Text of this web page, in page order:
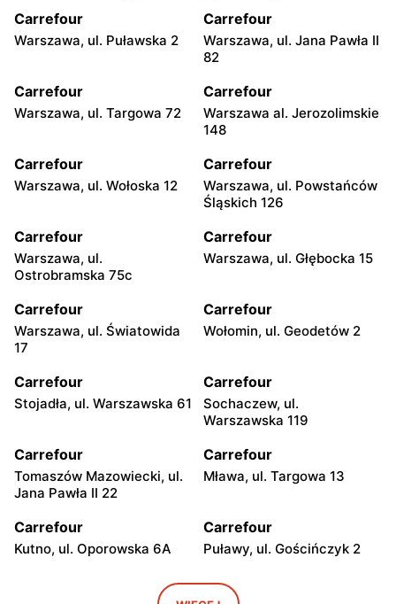
Carrefour
Warszawa, ul. Puławska 2
Carrefour
Warszawa, ul. Jana Pawła II
82
Carrefour
Warszawa, ul. Targowa 72
Carrefour
Warszawa al. Jerozolimskie
148
Carrefour
Warszawa, ul. Wołoska 12
Carrefour
Warszawa, ul. Powstańców
Śląskich 126
Carrefour
Warszawa, ul.
Ostrobramska 75c
Carrefour
Warszawa, ul. Głębocka 15
Carrefour
Warszawa, ul. Światowida
17
Carrefour
Wołomin, ul. Geodetów 2
Carrefour
Stojadła, ul. Warszawska 61
Carrefour
Sochaczew, ul.
Warszawska 119
Carrefour
Tomaszów Mazowiecki, ul.
Jana Pawła II 22
Carrefour
Mława, ul. Targowa 13
Carrefour
Kutno, ul. Oporowska 6A
Carrefour
Puławy, ul. Gościńczyk 2
Carrefour